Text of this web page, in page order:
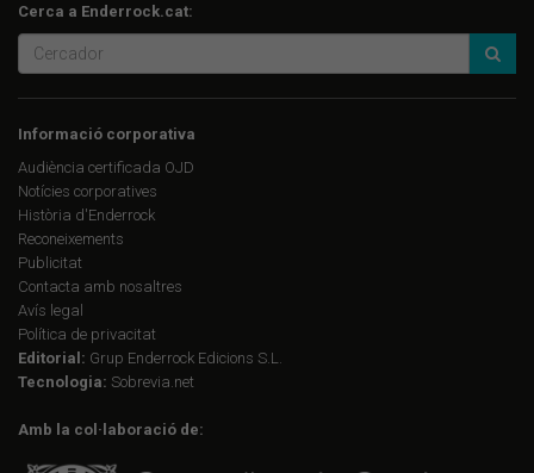
Cerca a Enderrock.cat:
Informació corporativa
Audiència certificada OJD
Notícies corporatives
Història d'Enderrock
Reconeixements
Publicitat
Contacta amb nosaltres
Avís legal
Política de privacitat
Editorial: Grup Enderrock Edicions S.L.
Tecnologia: Sobrevia.net
Amb la col·laboració de: